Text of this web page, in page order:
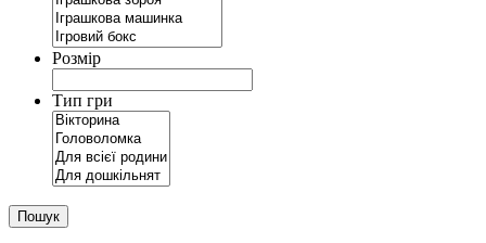
Розмір
Тип гри
Пошук